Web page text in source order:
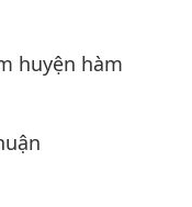
huyện hàm